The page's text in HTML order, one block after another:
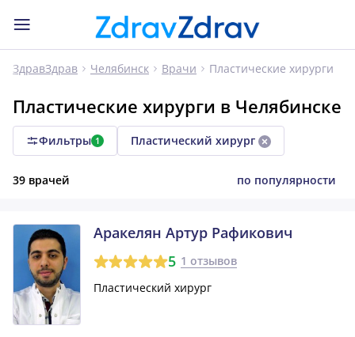
ЗдравЗдрав Челябинск Врачи Пластические хирурги
Пластические хирурги в Челябинске
Фильтры 1 Пластический хирург
39 врачей по популярности
Аракелян Артур Рафикович
5 1 отзывов
Пластический хирург